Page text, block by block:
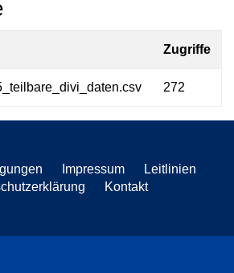
Zugriffe
272
Impressum
Leitlinien
Kontakt